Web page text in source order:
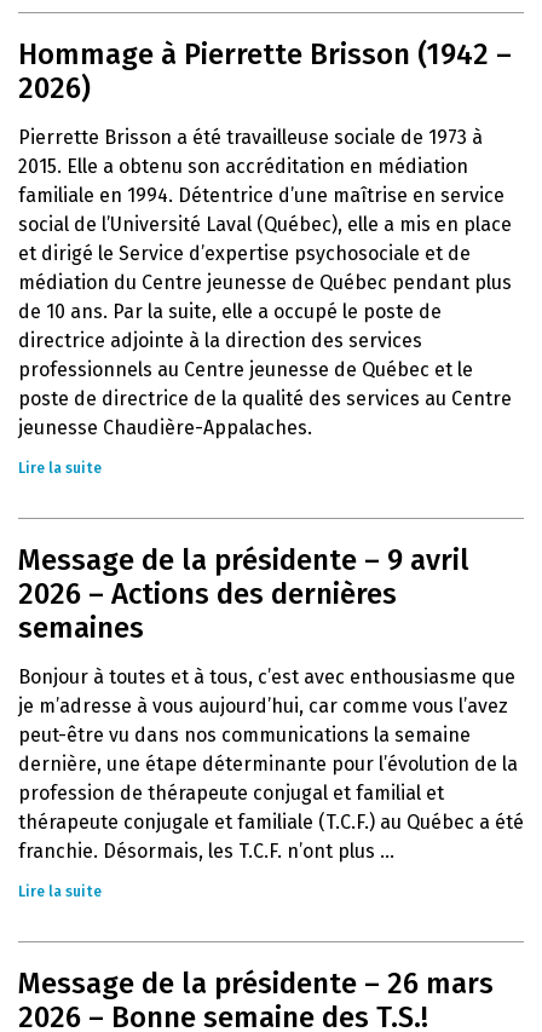
Hommage à Pierrette Brisson (1942 –
2026)
Pierrette Brisson a été travailleuse sociale de 1973 à
2015. Elle a obtenu son accréditation en médiation
familiale en 1994. Détentrice d’une maîtrise en service
social de l’Université Laval (Québec), elle a mis en place
et dirigé le Service d’expertise psychosociale et de
médiation du Centre jeunesse de Québec pendant plus
de 10 ans. Par la suite, elle a occupé le poste de
directrice adjointe à la direction des services
professionnels au Centre jeunesse de Québec et le
poste de directrice de la qualité des services au Centre
jeunesse Chaudière-Appalaches.
Lire la suite
Message de la présidente – 9 avril
2026 – Actions des dernières
semaines
Bonjour à toutes et à tous, c’est avec enthousiasme que
je m’adresse à vous aujourd’hui, car comme vous l’avez
peut-être vu dans nos communications la semaine
dernière, une étape déterminante pour l’évolution de la
profession de thérapeute conjugal et familial et
thérapeute conjugale et familiale (T.C.F.) au Québec a été
franchie. Désormais, les T.C.F. n’ont plus ...
Lire la suite
Message de la présidente – 26 mars
2026 – Bonne semaine des T.S.!